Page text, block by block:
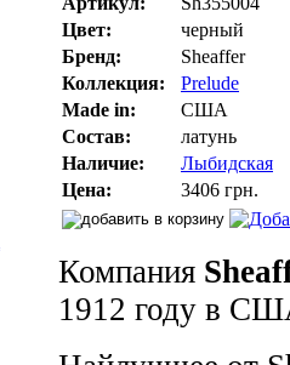
Цвет:
черный
Бренд:
Sheaffer
Коллекция:
Prelude
Made in:
США
Состав:
латунь
Наличие:
Лыбидская
Цена:
3406 грн.
Компания
1912 году в